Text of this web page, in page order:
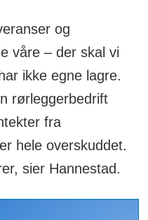
og
våre – der skal vi
ikke egne lagre.
rørleggerbedrift
fra
hele overskuddet.
sier Hannestad.